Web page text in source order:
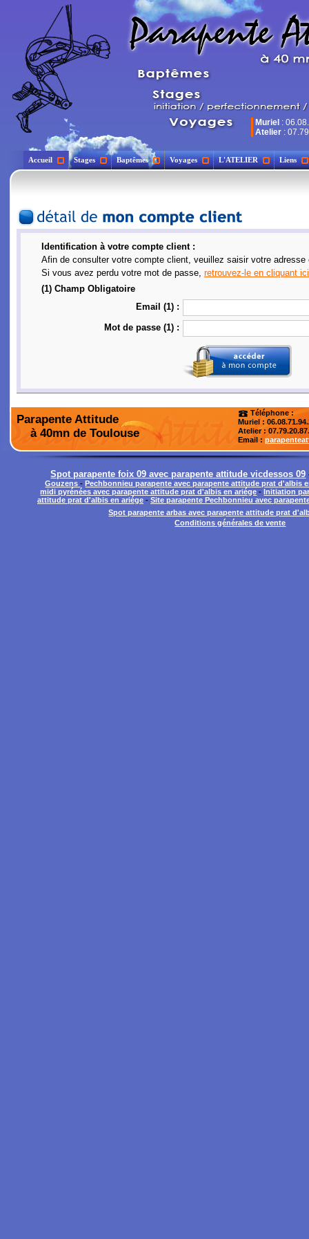
Muriel :
Atelier :
Accueil Stages Baptêmes Voyages L'ATELIER Liens
Identification à votre compte client :
Afin de consulter votre compte client, veuillez saisir votre
Si vous avez perdu votre mot de passe, retrouvez-le en cliquant ici
(1) Champ Obligatoire
Email (1) :
Mot de passe (1) :
Parapente Attitude
à 40mn de Toulouse
Téléphone :
Muriel :
Atelier:
Email :
Spot parapente foix 09 avec parapente attitude vicdessos 09
Gouzens-Pechbonnieu parapente avec parapente attitude prat d'albis
midi pyrénées avec parapente attitude prat d'albis en ariége -Initiation
attitude prat d'albis en ariége - Site parapente Pechbonnieu avec
Spot parapente arbas avec parapente attitude prat
Conditions générales de vente